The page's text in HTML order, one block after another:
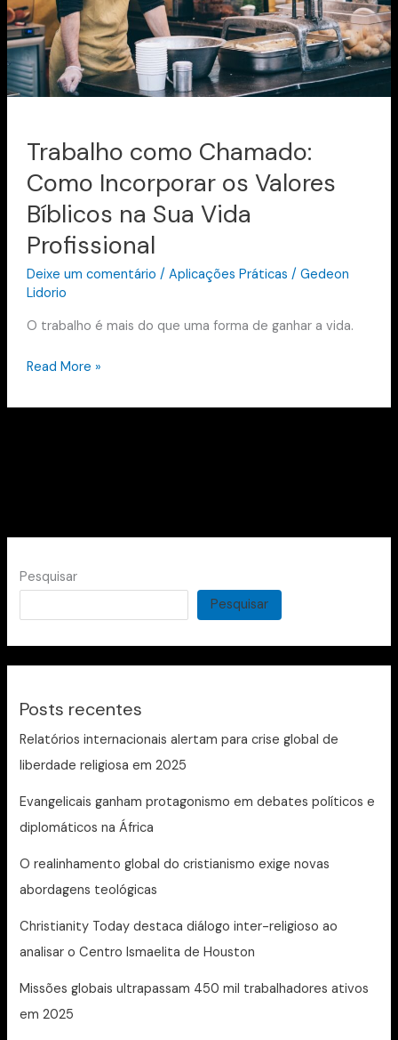
Trabalho como Chamado:
Como Incorporar os Valores
Bíblicos na Sua Vida
Profissional
Deixe um comentário / Aplicações Práticas / Gedeon
Lidorio
O trabalho é mais do que uma forma de ganhar a vida.
na
Sua
Vida
Profissional
Read More »
Pesquisar
Pesquisar
Posts recentes
Relatórios internacionais alertam para crise global de
liberdade religiosa em 2025
Evangelicais ganham protagonismo em debates políticos e
diplomáticos na África
O realinhamento global do cristianismo exige novas
abordagens teológicas
Christianity Today destaca diálogo inter-religioso ao
analisar o Centro Ismaelita de Houston
Missões globais ultrapassam 450 mil trabalhadores ativos
em 2025